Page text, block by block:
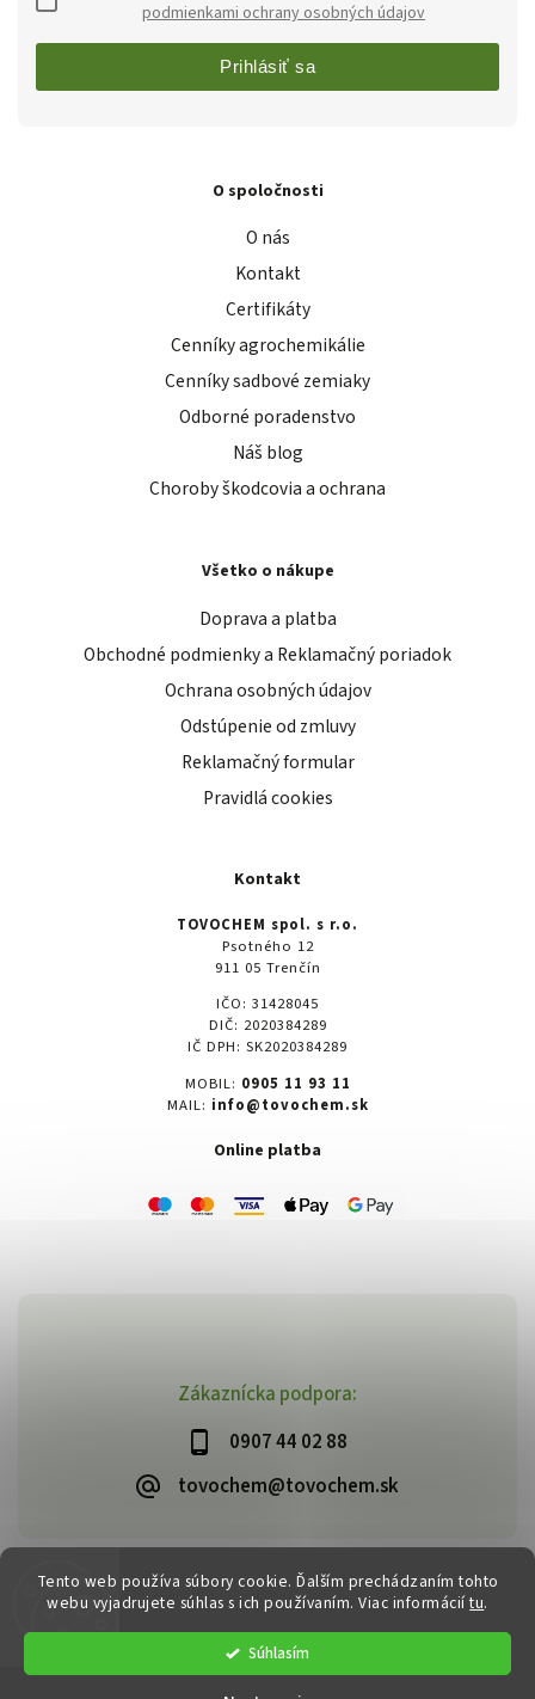
Tento web používa súbory cookie. Ďalším prechádzaním tohto
webu vyjadrujete súhlas s ich používaním. Viac informáciítu.
Súhlasím
Zákaznícka podpora:
0907 44 02 88
tovochem@tovochem.sk
podmienkami ochrany osobných údajov
Prihlásiť sa
O spoločnosti
O nás
Kontakt
Certifikáty
Cenníky agrochemikálie
Cenníky sadbové zemiaky
Odborné poradenstvo
Náš blog
Choroby škodcovia a ochrana
Všetko o nákupe
Doprava a platba
Obchodné podmienky a Reklamačný poriadok
Ochrana osobných údajov
Odstúpenie od zmluvy
Reklamačný formular
Pravidlá cookies
Kontakt
TOVOCHEM spol. s r.o.
Psotného 12
911 05 Trenčín
IČO: 31428045
DIČ: 2020384289
IČ DPH: SK2020384289
MOBIL: 0905 11 93 11
MAIL: info@tovochem.sk
Online platba
Copyright 2026TOVOCHEM.sk. Všetky práva vyhradené.